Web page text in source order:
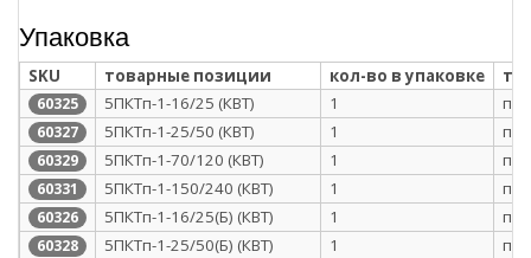
Упаковка
SKU товарные позиции кол-во в упаковке
60325 5ПКТп-1-16/25 (КВТ) 1 п/э
60327 5ПКТп-1-25/50 (КВТ) 1 п/э
60329 5ПКТп-1-70/120 (КВТ) 1 п/э
60331 5ПКТп-1-150/240 (КВТ) 1 п/э
60326 5ПКТп-1-16/25(Б) (КВТ) 1 п/э
60328 5ПКТп-1-25/50(Б) (КВТ) 1 п/э